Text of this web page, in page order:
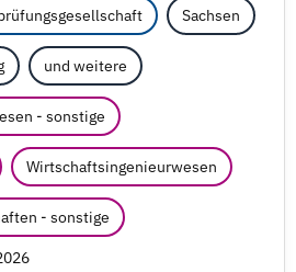
Sachsen
und weitere
- sonstige
Wirtschaftsingenieurwesen
- sonstige